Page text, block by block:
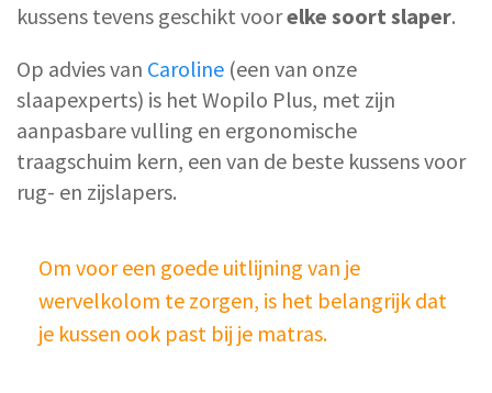
kussens tevens geschikt voorelke soort slaper.
Op advies van Caroline (een van onze
slaapexperts) is het Wopilo Plus, met zijn
aanpasbare vulling en ergonomische
traagschuim kern, een van de beste kussens voor
rug- en zijslapers.
Om voor een goede uitlijning van je
wervelkolom te zorgen, is het belangrijk dat
je kussen ook past bij je matras.